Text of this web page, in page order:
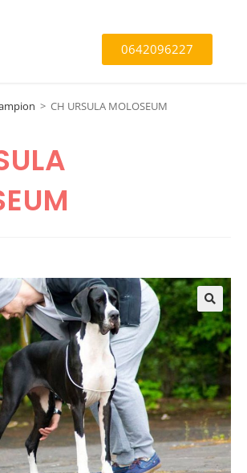
0642096227
> CH URSULA MOLOSEUM
🔍